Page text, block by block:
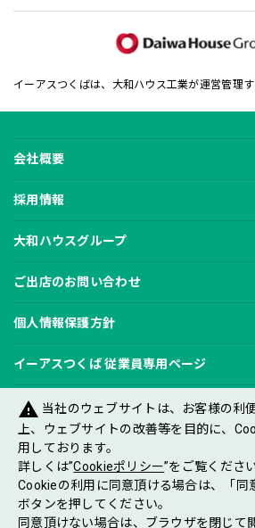
イーアスつくばは、大和ハウス工業が運営管理す
会社概要
採用情報
大和ハウスグループ
ご出店のお問い合わせ
個人情報保護方針
イーアスつくば 従業員専用ページ
All rights reserved.
warning 当社のウェブサイトは、お客様の利
上、ウェブサイトの改善等を目的に、
用しております。
詳しくは”Cookieポリシー”をご覧ください
Cookieの利用に同意頂ける場合は、「同
ボタンを押してください。
同意頂けない場合は、ブラウザを閉じて